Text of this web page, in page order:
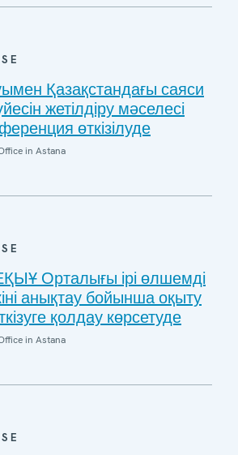
Қазақстандағы саяси
жетілдіру мәселесі
өткізілуде
in Astana
Орталығы ірі өлшемді
анықтау бойынша оқыту
қолдау көрсетуде
in Astana